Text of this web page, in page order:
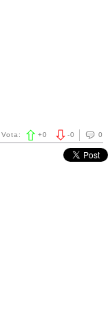
0
-0
Vota: +0